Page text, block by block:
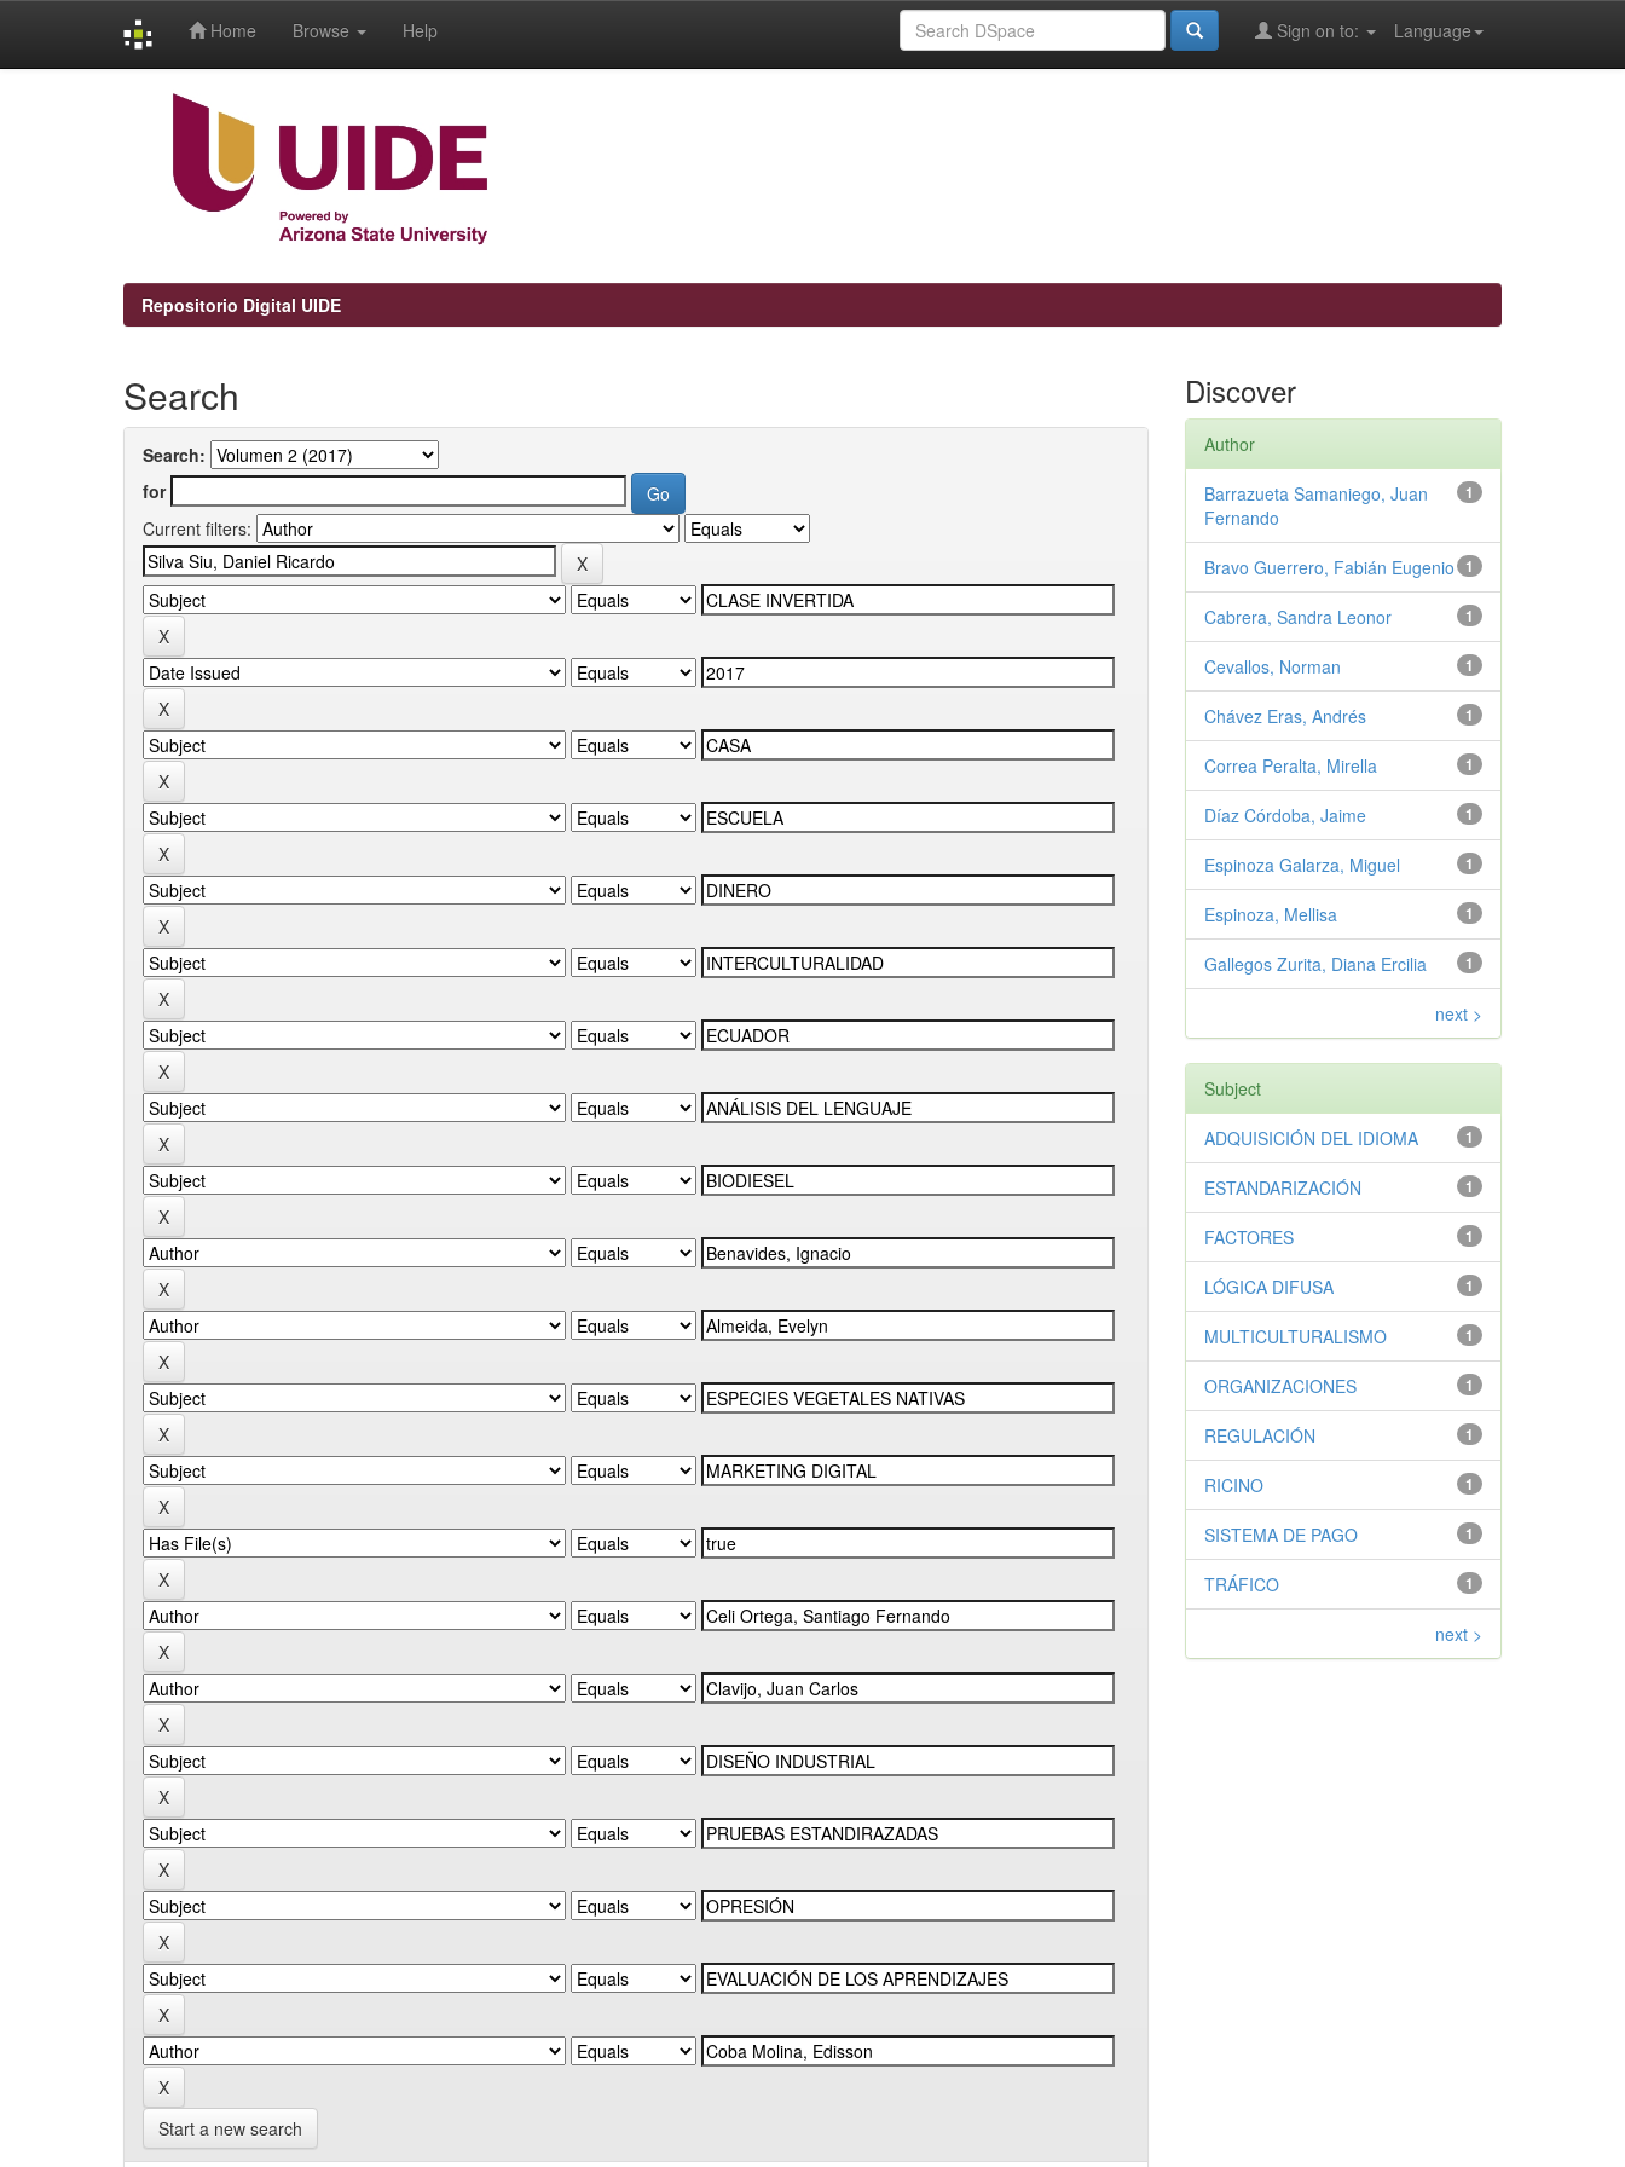
Home Browse Help Language
Sign on to:
Repositorio Digital UIDE
Search
Search:
for
Current filters:
Start a new search
Discover
Author
1
Barrazueta Samaniego, Juan
Fernando
1
Bravo Guerrero, Fabián Eugenio
1
Cabrera, Sandra Leonor
1
Cevallos, Norman
1
Chávez Eras, Andrés
1
Correa Peralta, Mirella
1
Díaz Córdoba, Jaime
1
Espinoza Galarza, Miguel
1
Espinoza, Mellisa
1
Gallegos Zurita, Diana Ercilia
next >
Subject
1
ADQUISICIÓN DEL IDIOMA
1
ESTANDARIZACIÓN
1
FACTORES
1
LÓGICA DIFUSA
1
MULTICULTURALISMO
1
ORGANIZACIONES
1
REGULACIÓN
1
RICINO
1
SISTEMA DE PAGO
1
TRÁFICO
next >